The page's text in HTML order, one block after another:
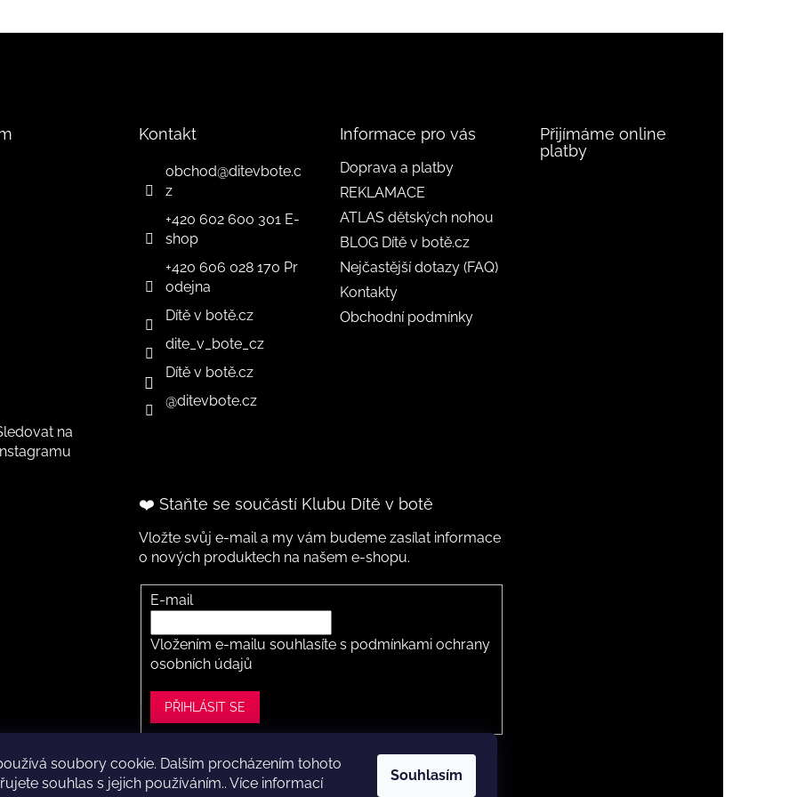
soubory cookie. Dalším procházením tohoto
souhlas s jejich používáním.. Více informací
Souhlasím
na
Instagramu
Kontakt
obchod@ditevbote.c
z
+420 602 600 301 E-
shop
+420 606 028 170 Pr
odejna
Dítě v botě.cz
dite_v_bote_cz
Dítě v botě.cz
@ditevbote.cz
Informace pro vás
Doprava a platby
REKLAMACE
ATLAS dětských nohou
BLOG Dítě v botě.cz
Nejčastější dotazy (FAQ)
Kontakty
Obchodní podmínky
Přijímáme online
platby
❤️ Staňte se součástí Klubu Dítě v botě
Vložte svůj e-mail a my vám budeme zasílat informace
o nových produktech na našem e-shopu.
E-mail
Vložením e-mailu souhlasíte s podmínkami ochrany
osobních údajů
PŘIHLÁSIT SE
2026Dítě v botě .cz. Všechna práva vyhrazena.Upravit nastavení cookies